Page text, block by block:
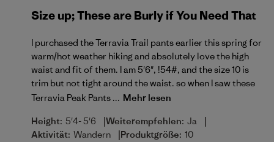
Size up; These are Burly if You Need That
I purchased the Terravia Trail pants earlier this spring for
warm/hot weather hiking and absolutely love the high
waist and fit of them. I am 5'6", !54#, and the size 10 is
trim but not tight around the waist. so when I saw these
Terravia Peak Pants ... Mehr lesen
Height: 5'4- 5'6 |Weiterempfehlen: Ja |
Aktivität: Wandern |Produktgröße: 10